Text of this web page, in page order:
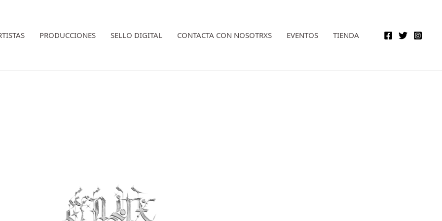
PRODUCCIONES SELLO DIGITAL CONTACTA CON NOSOTRXS EVENTOS TIENDA